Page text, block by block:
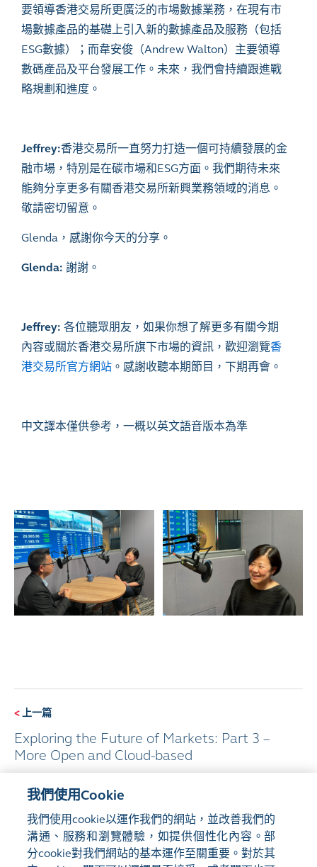
要領導香港交易所更廣泛的市場數據業務，在現有市
場數據產品的基礎上引入新的數據產品及服務（包括
ESG數據）；而韋安俊（Andrew Walton）主要領導
數碼產品及平台發展工作。未來，我們會持續跟進戰
略規劃和進度。
Jeffrey:香港交易所一直努力打造一個可持續發展的金
融市場，特別是在碳市場和ESG方面。我們期待未來
能夠分享更多有關香港交易所新興業務領域的消息。
敬請密切留意。
Glenda ，感謝你今天的分享。
Glenda: 謝謝。
Jeffrey: 各位聽眾朋友，如果你想了解更多有關今期
內容或關於香港交易所旗下市場的資訊，歡迎瀏覽香
港交易所官方網站 。感謝收聽本期節目，下期再會。
中文譯本僅供參考，一概以英文語音版本為準
<上一篇
Exploring the Future of Markets: Part 3 –
More Open and Cloud-based
從董事會多元化說企業管治
我們使用Cookie
我們使用cookie以運作我們的網站，並改善我們的
溝通、服務和瀏覽體驗，如提供個性化內容。部
分cookie對我們網站的基本運作至關重要。對於其